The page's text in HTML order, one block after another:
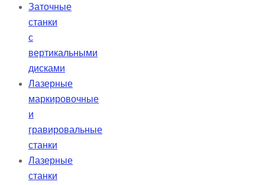
Заточные
станки
с
вертикальными
дисками
Лазерные
маркировочные
и
гравировальные
станки
Лазерные
станки